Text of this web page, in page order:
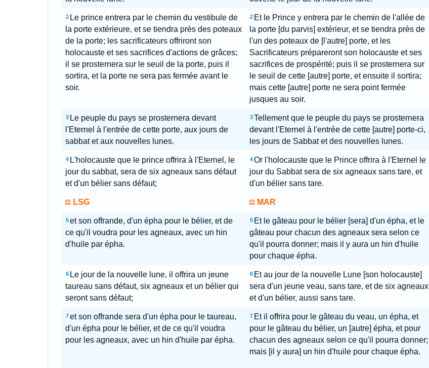
2 Le prince entrera par le chemin du vestibule de
la porte extérieure, et se tiendra près des poteaux
de la porte; les sacrificateurs offriront son
holocauste et ses sacrifices d'actions de grâces;
il se prosternera sur le seuil de la porte, puis il
sortira, et la porte ne sera pas fermée avant le
soir.
2 Et le Prince y entrera par le chemin de l'allée de
la porte [du parvis] extérieur, et se tiendra près de
l'un des poteaux de [l'autre] porte, et les
Sacrificateurs prépareront son holocauste et ses
sacrifices de prospérité; puis il se prosternera sur
le seuil de cette [autre] porte, et ensuite il sortira;
mais cette [autre] porte ne sera point fermée
jusques au soir.
3 Le peuple du pays se prosternera devant
l'Eternel à l'entrée de cette porte, aux jours de
sabbat et aux nouvelles lunes.
3 Tellement que le peuple du pays se prosternera
devant l'Eternel à l'entrée de cette [autre] porte-ci,
les jours de Sabbat et des nouvelles lunes.
4 L'holocauste que le prince offrira à l'Eternel, le
jour du sabbat, sera de six agneaux sans défaut
et d'un bélier sans défaut;
4 Or l'holocauste que le Prince offrira à l'Eternel le
jour du Sabbat sera de six agneaux sans tare, et
d'un bélier sans tare.
LSG MAR
5 et son offrande, d'un épha pour le bélier, et de
ce qu'il voudra pour les agneaux, avec un hin
d'huile par épha.
5 Et le gâteau pour le bélier [sera] d'un épha, et le
gâteau pour chacun des agneaux sera selon ce
qu'il pourra donner; mais il y aura un hin d'huile
pour chaque épha.
6 Le jour de la nouvelle lune, il offrira un jeune
taureau sans défaut, six agneaux et un bélier qui
seront sans défaut;
6 Et au jour de la nouvelle Lune [son holocauste]
sera d'un jeune veau, sans tare, et de six agneaux
et d'un bélier, aussi sans tare.
7 et son offrande sera d'un épha pour le taureau,
d'un épha pour le bélier, et de ce qu'il voudra
pour les agneaux, avec un hin d'huile par épha.
7 Et il offrira pour le gâteau du veau, un épha, et
pour le gâteau du bélier, un [autre] épha, et pour
chacun des agneaux selon ce qu'il pourra donner;
mais [il y aura] un hin d'huile pour chaque épha.